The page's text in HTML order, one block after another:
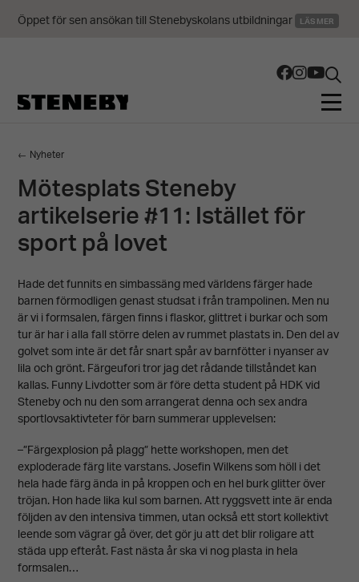
← Nyheter
Mötesplats Steneby
artikelserie #11: Istället för
sport på lovet
Hade det funnits en simbassäng med världens färger hade
barnen förmodligen genast studsat i från trampolinen. Men nu
är vi i formsalen, färgen finns i flaskor, glittret i burkar och som
tur är har i alla fall större delen av rummet plastats in. Den del av
golvet som inte är det får snart spår av barnfötter i nyanser av
lila och grönt. Färgeufori tror jag det rådande tillståndet kan
kallas. Funny Livdotter som är före detta student på HDK vid
Steneby och nu den som arrangerat denna och sex andra
sportlovsaktivteter för barn summerar upplevelsen:
–”Färgexplosion på plagg” hette workshopen, men det
exploderade färg lite varstans. Josefin Wilkens som höll i det
hela hade färg ända in på kroppen och en hel burk glitter över
tröjan. Hon hade lika kul som barnen. Att ryggsvett inte är enda
följden av den intensiva timmen, utan också ett stort kollektivt
leende som vägrar gå över, det gör ju att det blir roligare att
städa upp efteråt. Fast nästa år ska vi nog plasta in hela
formsalen…
Öppet för sen ansökan till Stenebyskolans utbildningar LÄS MER